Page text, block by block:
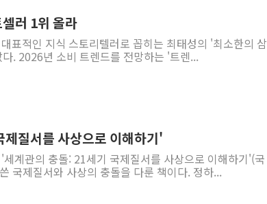
러 1위 올라
표적인 지식 스토리텔러로 꼽히는 최태성의 '최소한의 삼
. 2026년 소비 트렌드를 전망하는 '트렌...
질서를 사상으로 이해하기'
계관의 충돌: 21세기 국제질서를 사상으로 이해하기'(국
국제질서와 사상의 충돌을 다룬 책이다. 정하...